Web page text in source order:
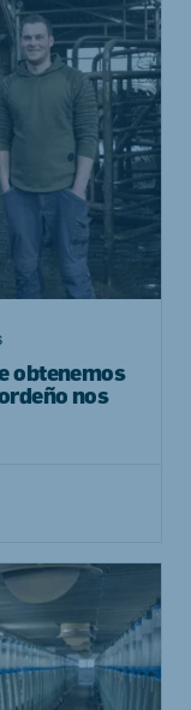
obtenemos
nos